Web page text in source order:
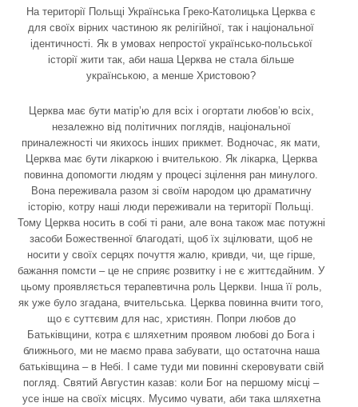
На території Польщі Українська Греко-Католицька Церква є
для своїх вірних частиною як релігійної, так і національної
ідентичності. Як в умовах непростої українсько-польської
історії жити так, аби наша Церква не стала більше
українською, а менше Христовою?
Церква має бути матір’ю для всіх і огортати любов’ю всіх,
незалежно від політичних поглядів, національної
приналежності чи якихось інших прикмет. Водночас, як мати,
Церква має бути лікаркою і вчителькою. Як лікарка, Церква
повинна допомогти людям у процесі зцілення ран минулого.
Вона переживала разом зі своїм народом цю драматичну
історію, котру наші люди переживали на території Польщі.
Тому Церква носить в собі ті рани, але вона також має потужні
засоби Божественної благодаті, щоб їх зцілювати, щоб не
носити у своїх серцях почуття жалю, кривди, чи, ще гірше,
бажання помсти – це не сприяє розвитку і не є життєдайним. У
цьому проявляється терапевтична роль Церкви. Інша її роль,
як уже було згадана, вчительська. Церква повинна вчити того,
що є суттєвим для нас, християн. Попри любов до
Батьківщини, котра є шляхетним проявом любові до Бога і
ближнього, ми не маємо права забувати, що остаточна наша
батьківщина – в Небі. І саме туди ми повинні скеровувати свій
погляд. Святий Августин казав: коли Бог на першому місці –
усе інше на своїх місцях. Мусимо чувати, аби така шляхетна